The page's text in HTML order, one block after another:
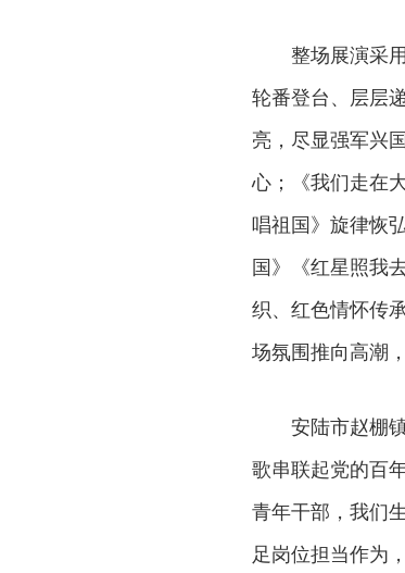
整场展演采
轮番登台、层层
亮，尽显强军兴
心；《我们走在
唱祖国》旋律恢
国》《红星照我
织、红色情怀传
场氛围推向高潮
安陆市赵棚
歌串联起党的百
青年干部，我们
足岗位担当作为